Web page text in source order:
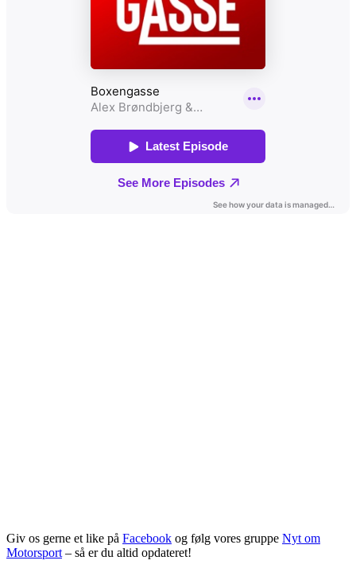
Giv os gerne et like på Facebook og følg vores gruppe Nyt om
Motorsport– så er du altid opdateret!